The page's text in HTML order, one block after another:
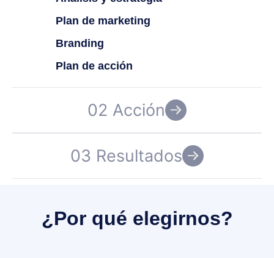
02 Acción
03 Resultados
Plan de marketing
Branding
Plan de acción
¿Por qué elegirnos?